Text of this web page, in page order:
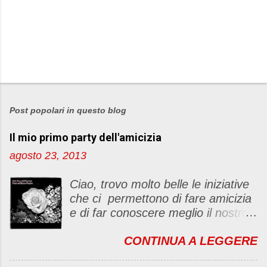
Post popolari in questo blog
Il mio primo party dell'amicizia
agosto 23, 2013
Ciao, trovo molto belle le iniziative
che ci permettono di fare amicizia
e di far conoscere meglio il nostro
un "party" dell'amicizia .... Mi
CONTINUA A LEGGERE